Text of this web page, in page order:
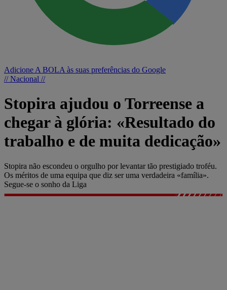
Adicione A BOLA às suas preferências do Google
// Nacional //
Stopira ajudou o Torreense a
chegar à glória: «Resultado do
trabalho e de muita dedicação»
Stopira não escondeu o orgulho por levantar tão prestigiado troféu.
Os méritos de uma equipa que diz ser uma verdadeira «família».
Segue-se o sonho da Liga